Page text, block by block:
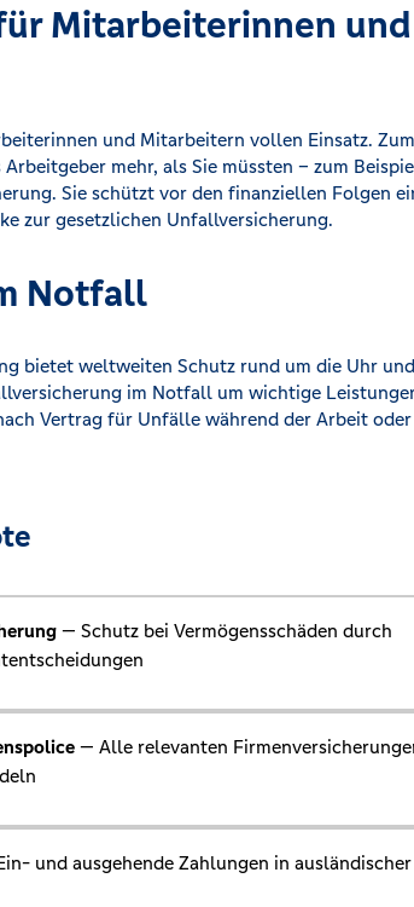
Mitarbeiterinnen und
und Mitarbeitern vollen Einsatz.
mehr, als Sie müssten – zum
Sie schützt vor den finanziellen Folgen
zur gesetzlichen Unfallversicherung.
Notfall
bietet weltweiten Schutz rund um die Uhr und
im Notfall um wichtige
Vertrag für Unfälle während der Arbeit oder
— Schutz bei Vermögensschäden durch
— Alle relevanten
und ausgehende Zahlungen in